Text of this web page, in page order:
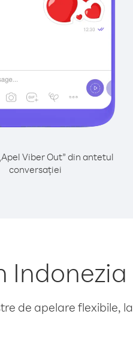
Viber Out” din antetul
conversației
Indonezia
de apelare flexibile, la